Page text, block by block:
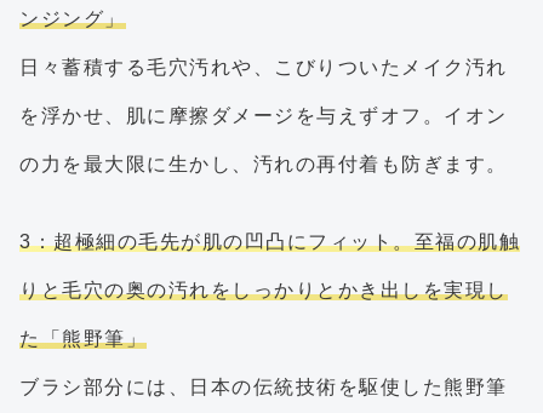
ンジング」
日々蓄積する毛穴汚れや、こびりついたメイク汚れ
を浮かせ、肌に摩擦ダメージを与えずオフ。イオン
の力を最大限に生かし、汚れの再付着も防ぎます。
3：超極細の毛先が肌の凹凸にフィット。至福の肌触
りと毛穴の奥の汚れをしっかりとかき出しを実現し
た「熊野筆」
ブラシ部分には、日本の伝統技術を駆使した熊野筆